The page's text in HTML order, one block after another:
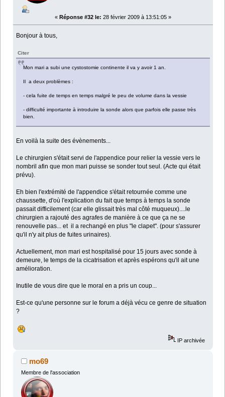
« Réponse #32 le: 28 février 2009 à 13:51:05 »
Bonjour à tous,
Citer
Mon mari a subi une cystostomie continente il va y avoir 1 an.
Il a deux problèmes :
- cela fuite de temps en temps malgré le peu de volume dans la vessie
- difficulté importante à introduire la sonde alors que parfois elle passe très
bien.
En voilà la suite des évènements...
Le chirurgien s'était servi de l'appendice pour relier la vessie vers le
nombril afin que mon mari puisse se sonder tout seul. (Acte qui était
prévu).
Eh bien l'extrémité de l'appendice s'était retournée comme une
chaussette, d'où l'explication du fait que temps à temps la sonde
passait difficilement (car elle glissait très mal côté muqueux)....le
chirurgien a rajouté des agrafes de manière à ce que ça ne se
renouvelle pas... et il a rechangé en plus "le clapet". (pour s'assurer
qu'il n'y ait plus de fuites urinaires).
Actuellement, mon mari est hospitalisé pour 15 jours avec sonde à
demeure, le temps de la cicatrisation et après espérons qu'il ait une
amélioration.
Inutile de vous dire que le moral en a pris un coup...
Est-ce qu'une personne sur le forum a déjà vécu ce genre de situation
?
IP archivée
mo69
Membre de l'association